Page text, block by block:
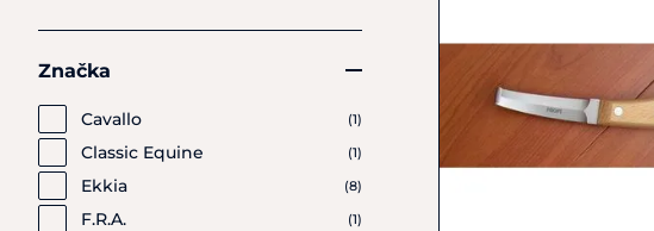
Značka
Cavallo (1)
Classic Equine (1)
Ekkia (8)
F.R.A. (1)